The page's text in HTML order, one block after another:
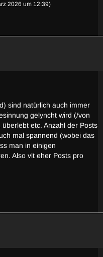
2026 um 12:39)
sind natürlich auch immer
gelyncht wird (/von
etc. Anzahl der Posts
mal spannend (wobei das
man in einigen
Also vlt eher Posts pro